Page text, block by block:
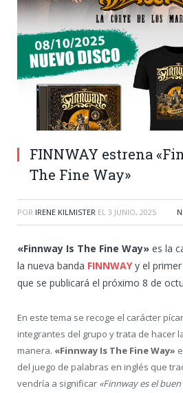
FINNWAY estrena
The Fine Way»
POR IRENE KILMISTER EL 3 JUNIO, 2025
«Finnway Is The Fine Way» es la
la nueva banda FINNWAYy el primer
que se publicará el próximo 8 de
En este tema se recoge el carácter
integrantes del grupo y trata de hacer
manera. «Finnway Is The Fine Way»
del juego de palabras en inglés que
vendría a significar «Finnway es el